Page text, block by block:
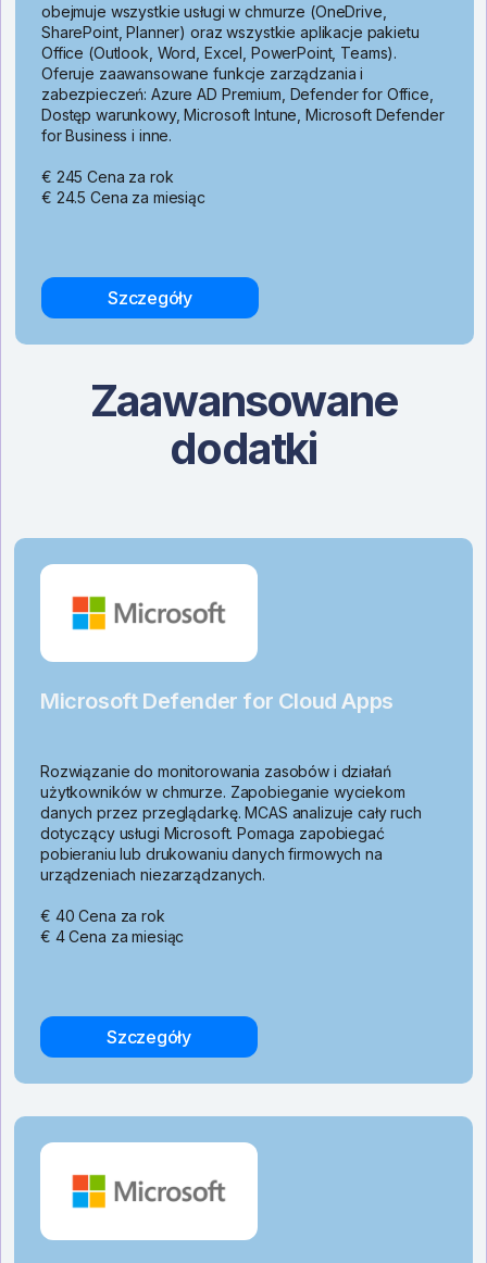
obejmuje wszystkie usługi w chmurze (OneDrive,
SharePoint, Planner) oraz wszystkie aplikacje pakietu
Office (Outlook, Word, Excel, PowerPoint, Teams).
Oferuje zaawansowane funkcje zarządzania i
zabezpieczeń: Azure AD Premium, Defender for Office,
Dostęp warunkowy, Microsoft Intune, Microsoft Defender
for Business i inne.
€ 245 Cena za rok
€ 24.5 Cena za miesiąc
Szczegóły
Zaawansowane
dodatki
Microsoft Defender for Cloud Apps
Rozwiązanie do monitorowania zasobów i działań
użytkowników w chmurze. Zapobieganie wyciekom
danych przez przeglądarkę. MCAS analizuje cały ruch
dotyczący usługi Microsoft. Pomaga zapobiegać
pobieraniu lub drukowaniu danych firmowych na
urządzeniach niezarządzanych.
€ 40 Cena za rok
€ 4 Cena za miesiąc
Szczegóły